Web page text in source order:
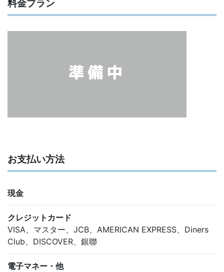
料金プラン
お支払い方法
現金
クレジットカード
VISA、マスター、JCB、AMERICAN EXPRESS、Diners
Club、DISCOVER、銀聯
電子マネー・他